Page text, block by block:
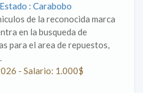
: Carabobo
de la reconocida marca
en la busqueda de
para el area de repuestos,
- Salario: 1.000$